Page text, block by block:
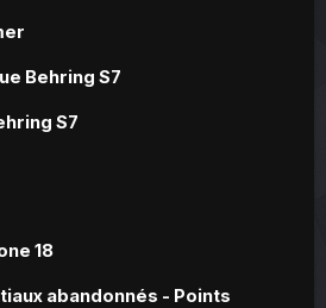
Behring S7
S7
18
abandonnés - Points